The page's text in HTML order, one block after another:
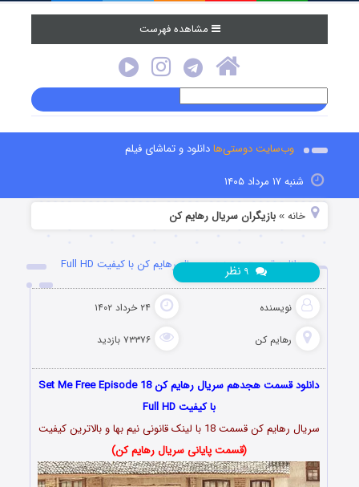
مشاهده فهرست
وب‌سایت دوستی‌هادانلود و تماشای فیلم
شنبه ۱۷ مرداد ۱۴۰۵
خانه »بازیگران سریال رهایم کن
دانلود قسمت هجدهم سریال رهایم کن با کیفیت Full HD
نویسنده ۲۴ خرداد ۱۴۰۲
رهایم کن ۷۳۳۷۶ بازدید
نظر
دانلود قسمت هجدهم سریال رهایم کن Set Me Free Episode 18
با کیفیت Full HD
سریال رهایم کن قسمت 18 با لینک قانونی نیم بها و بالاترین کیفیت
(قسمت پایانی سریال رهایم کن)